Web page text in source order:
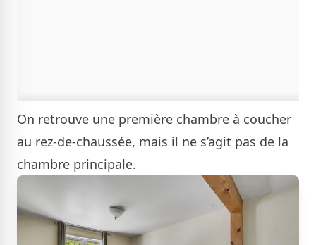
On retrouve une première chambre à coucher
au rez-de-chaussée, mais il ne s’agit pas de la
chambre principale.